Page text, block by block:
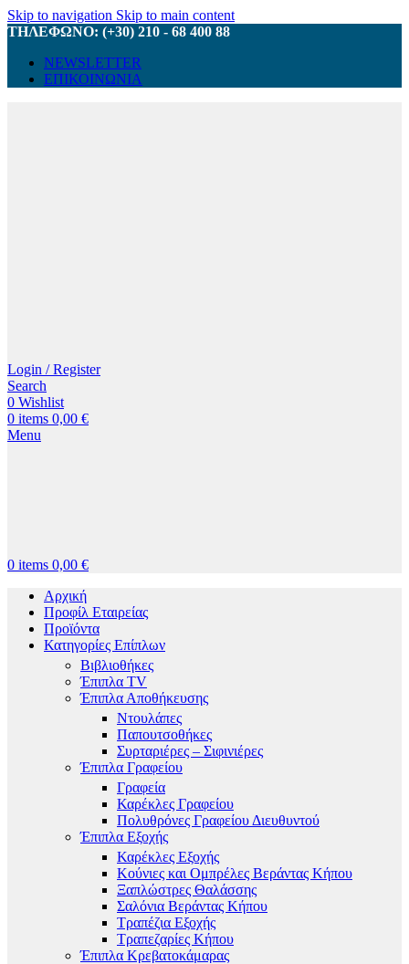
Skip to navigation Skip to main content
ΤΗΛΕΦΩΝΟ: (+30) 210 - 68 400 88
NEWSLETTER
ΕΠΙΚΟΙΝΩΝΙΑ
Login / Register
Search
0 Wishlist
0 items 0,00 €
Menu
0 items 0,00 €
Αρχική
Προφίλ Εταιρείας
Προϊόντα
Κατηγορίες Επίπλων
Βιβλιοθήκες
Έπιπλα TV
Έπιπλα Αποθήκευσης
Ντουλάπες
Παπουτσοθήκες
Συρταριέρες – Σιφινιέρες
Έπιπλα Γραφείου
Γραφεία
Καρέκλες Γραφείου
Πολυθρόνες Γραφείου Διευθυντού
Έπιπλα Εξοχής
Καρέκλες Εξοχής
Κούνιες και Ομπρέλες Βεράντας Κήπου
Ξαπλώστρες Θαλάσσης
Σαλόνια Βεράντας Κήπου
Τραπέζια Εξοχής
Τραπεζαρίες Κήπου
Έπιπλα Κρεβατοκάμαρας